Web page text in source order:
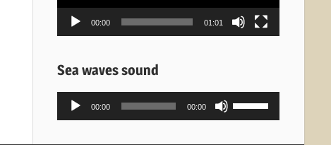
00:00 01:01
Sea waves sound
Πρόγραμμα
Αναπαραγωγής
00:00 00:00
Χρησιμοποιείστε
τα